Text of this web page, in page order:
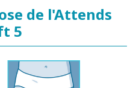
de l'Attends
5